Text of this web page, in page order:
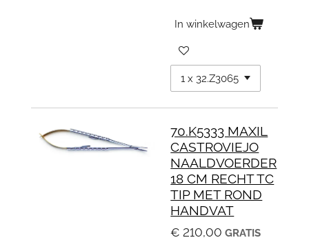
In winkelwagen
70.K5333 MAXIL
CASTROVIEJO
NAALDVOERDER
18 CM RECHT TC
TIP MET ROND
HANDVAT
€ 210,00 GRATIS